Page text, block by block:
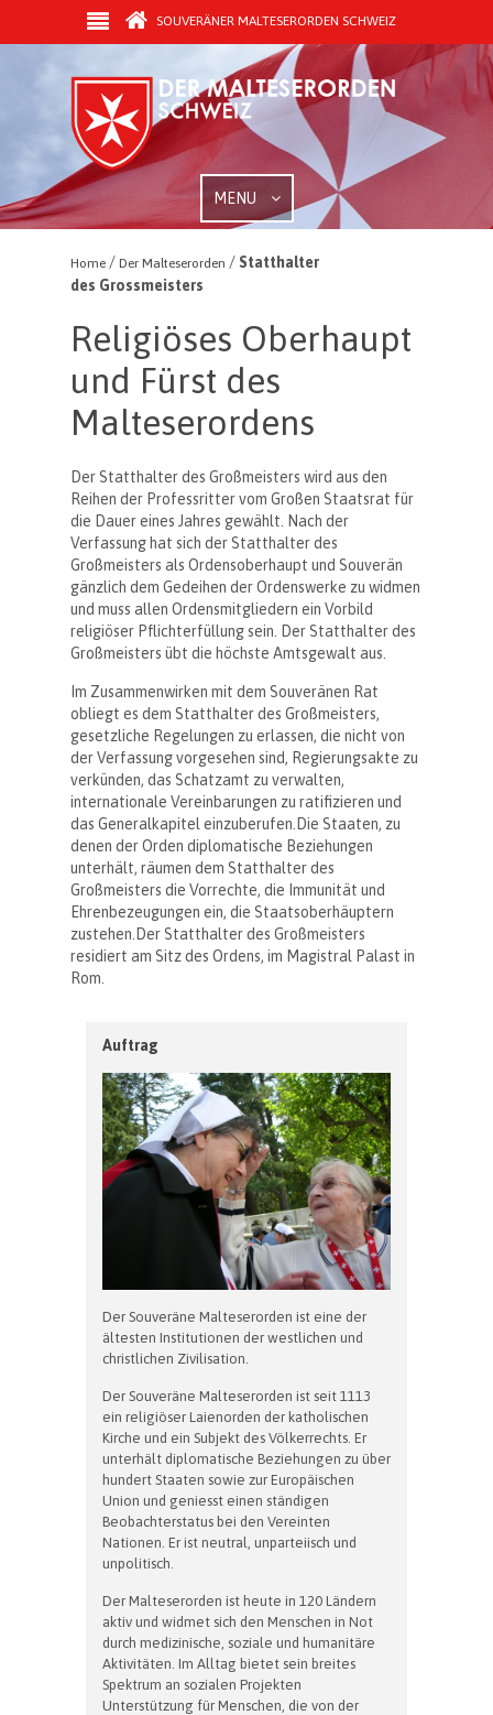
SOUVERÄNER MALTESERORDEN SCHWEIZ
MENU
Home / Der Malteserorden /Statthalter
des Grossmeisters
Religiöses Oberhaupt
und Fürst des
Malteserordens
Der Statthalter des Großmeisters wird aus den
Reihen der Professritter vom Großen Staatsrat für
die Dauer eines Jahres gewählt. Nach der
Verfassung hat sich der Statthalter des
Großmeisters als Ordensoberhaupt und Souverän
gänzlich dem Gedeihen der Ordenswerke zu widmen
und muss allen Ordensmitgliedern ein Vorbild
religiöser Pflichterfüllung sein. Der Statthalter des
Großmeisters übt die höchste Amtsgewalt aus.
Im Zusammenwirken mit dem Souveränen Rat
obliegt es dem Statthalter des Großmeisters,
gesetzliche Regelungen zu erlassen, die nicht von
der Verfassung vorgesehen sind, Regierungsakte zu
verkünden, das Schatzamt zu verwalten,
internationale Vereinbarungen zu ratifizieren und
das Generalkapitel einzuberufen.Die Staaten, zu
denen der Orden diplomatische Beziehungen
unterhält, räumen dem Statthalter des
Großmeisters die Vorrechte, die Immunität und
Ehrenbezeugungen ein, die Staatsoberhäuptern
zustehen.Der Statthalter des Großmeisters
residiert am Sitz des Ordens, im Magistral Palast in
Rom.
Auftrag
Der Souveräne Malteserorden ist eine der
ältesten Institutionen der westlichen und
christlichen Zivilisation.
Der Souveräne Malteserorden ist seit 1113
ein religiöser Laienorden der katholischen
Kirche und ein Subjekt des Völkerrechts. Er
unterhält diplomatische Beziehungen zu über
hundert Staaten sowie zur Europäischen
Union und geniesst einen ständigen
Beobachterstatus bei den Vereinten
Nationen. Er ist neutral, unparteiisch und
unpolitisch.
Der Malteserorden ist heute in 120 Ländern
aktiv und widmet sich den Menschen in Not
durch medizinische, soziale und humanitäre
Aktivitäten. Im Alltag bietet sein breites
Spektrum an sozialen Projekten
Unterstützung für Menschen, die von der